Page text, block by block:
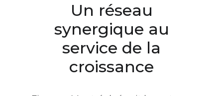
Un réseau
synergique au
service de la
croissance